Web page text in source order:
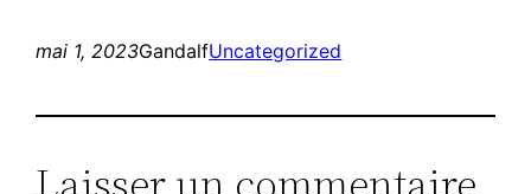
mai 1, 2023GandalfUncategorized